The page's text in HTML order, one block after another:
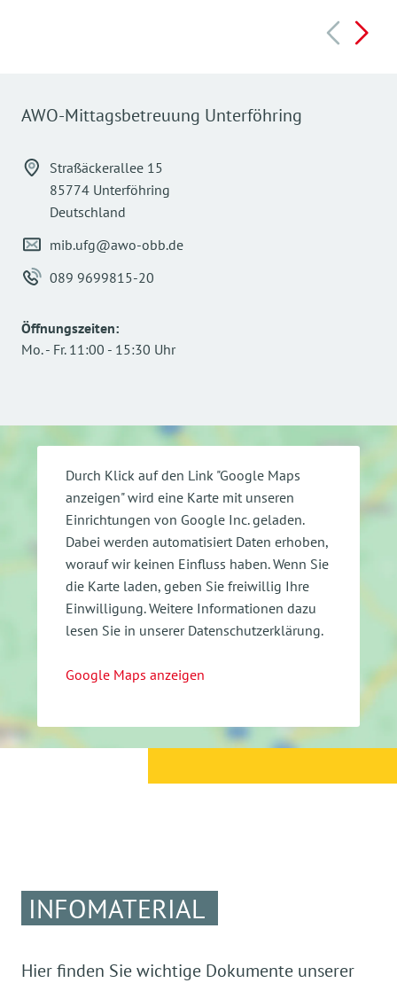
AWO-Mittagsbetreuung Unterföhring
Straßäckerallee 15
85774 Unterföhring
Deutschland
mib.ufg@awo-obb.de
089 9699815-20
Öffnungszeiten:
Mo.- Fr. 11:00 - 15:30 Uhr
Durch Klick auf den Link "Google Maps
anzeigen" wird eine Karte mit unseren
Einrichtungen von Google Inc. geladen.
Dabei werden automatisiert Daten erhoben,
worauf wir keinen Einfluss haben. Wenn Sie
die Karte laden, geben Sie freiwillig Ihre
Einwilligung. Weitere Informationen dazu
lesen Sie in unserer Datenschutzerklärung.
Google Maps anzeigen
INFOMATERIAL
Hier finden Sie wichtige Dokumente unserer